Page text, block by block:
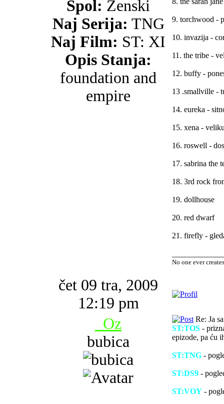
Spol: Ženski
Naj Serija: TNG
Naj Film: ST: XI
Opis Stanja:
foundation and
empire
9. torchwood -
10. invazija -
11. the tribe -
12. buffy -
13 .smallville -
14. eureka -
15. xena -
16. roswell -
17. sabrina the
18. 3rd rock
19. dollhouse
20. red dwarf
21. firefly -
No one ever
čet 09 tra, 2009
12:19 pm
_Oz
bubica
Re: Ja
ST:TOS -
epizode, pa ću
ST:TNG -
ST:DS9 -
ST:VOY -